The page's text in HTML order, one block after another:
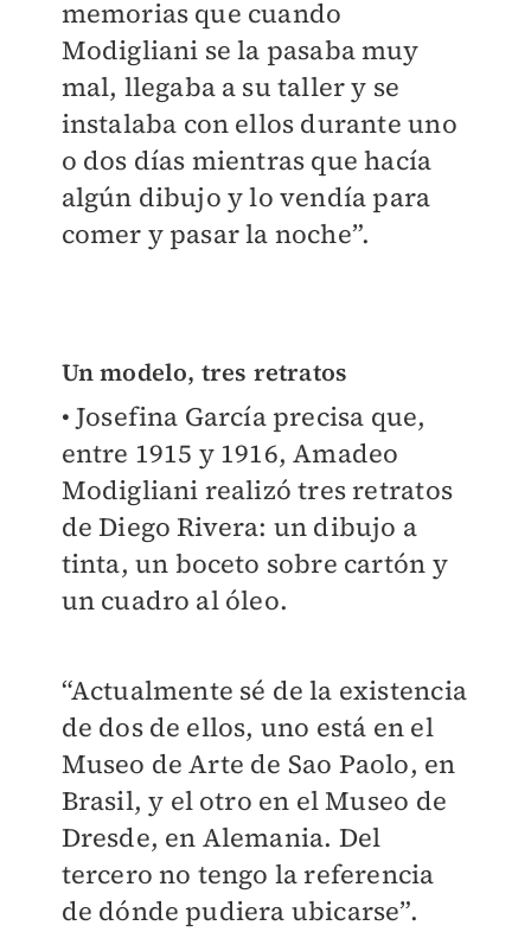
memorias que cuando
Modigliani se la pasaba muy
mal, llegaba a su taller y se
instalaba con ellos durante uno
o dos días mientras que hacía
algún dibujo y lo vendía para
comer y pasar la noche”.
Un modelo, tres retratos
• Josefina García precisa que,
entre 1915 y 1916, Amadeo
Modigliani realizó tres retratos
de Diego Rivera: un dibujo a
tinta, un boceto sobre cartón y
un cuadro al óleo.
“Actualmente sé de la existencia
de dos de ellos, uno está en el
Museo de Arte de Sao Paolo, en
Brasil, y el otro en el Museo de
Dresde, en Alemania. Del
tercero no tengo la referencia
de dónde pudiera ubicarse”.